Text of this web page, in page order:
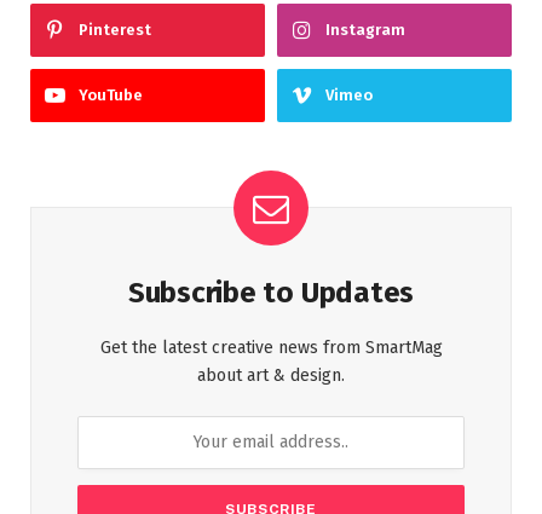
Pinterest Instagram
YouTube Vimeo
Subscribe to Updates
Get the latest creative news from SmartMag
about art & design.